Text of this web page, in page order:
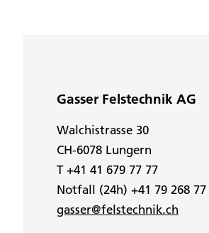
Gasser Felstechnik AG
Walchistrasse 30
CH-6078 Lungern
T +41 41 679 77 77
Notfall (24h) +41 79 268 77
gasser@felstechnik.ch